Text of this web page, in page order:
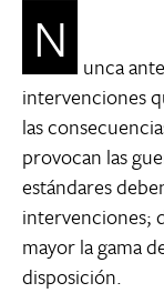
N
unca
intervenciones
las
provocan las
estándares
intervenciones;
mayor la gama
disposición.